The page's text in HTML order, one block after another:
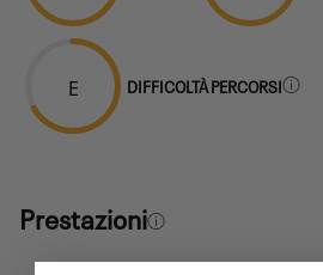
E DIFFICOLTÀ PERCORSI
Prestazioni